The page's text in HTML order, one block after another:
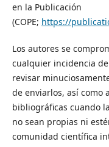
en la Publicación
(COPE; https://
Los autores se
cualquier incidencia de
revisar
de enviarlos, así como
bibliográficas cuando
no sean propias ni
comunidad científica